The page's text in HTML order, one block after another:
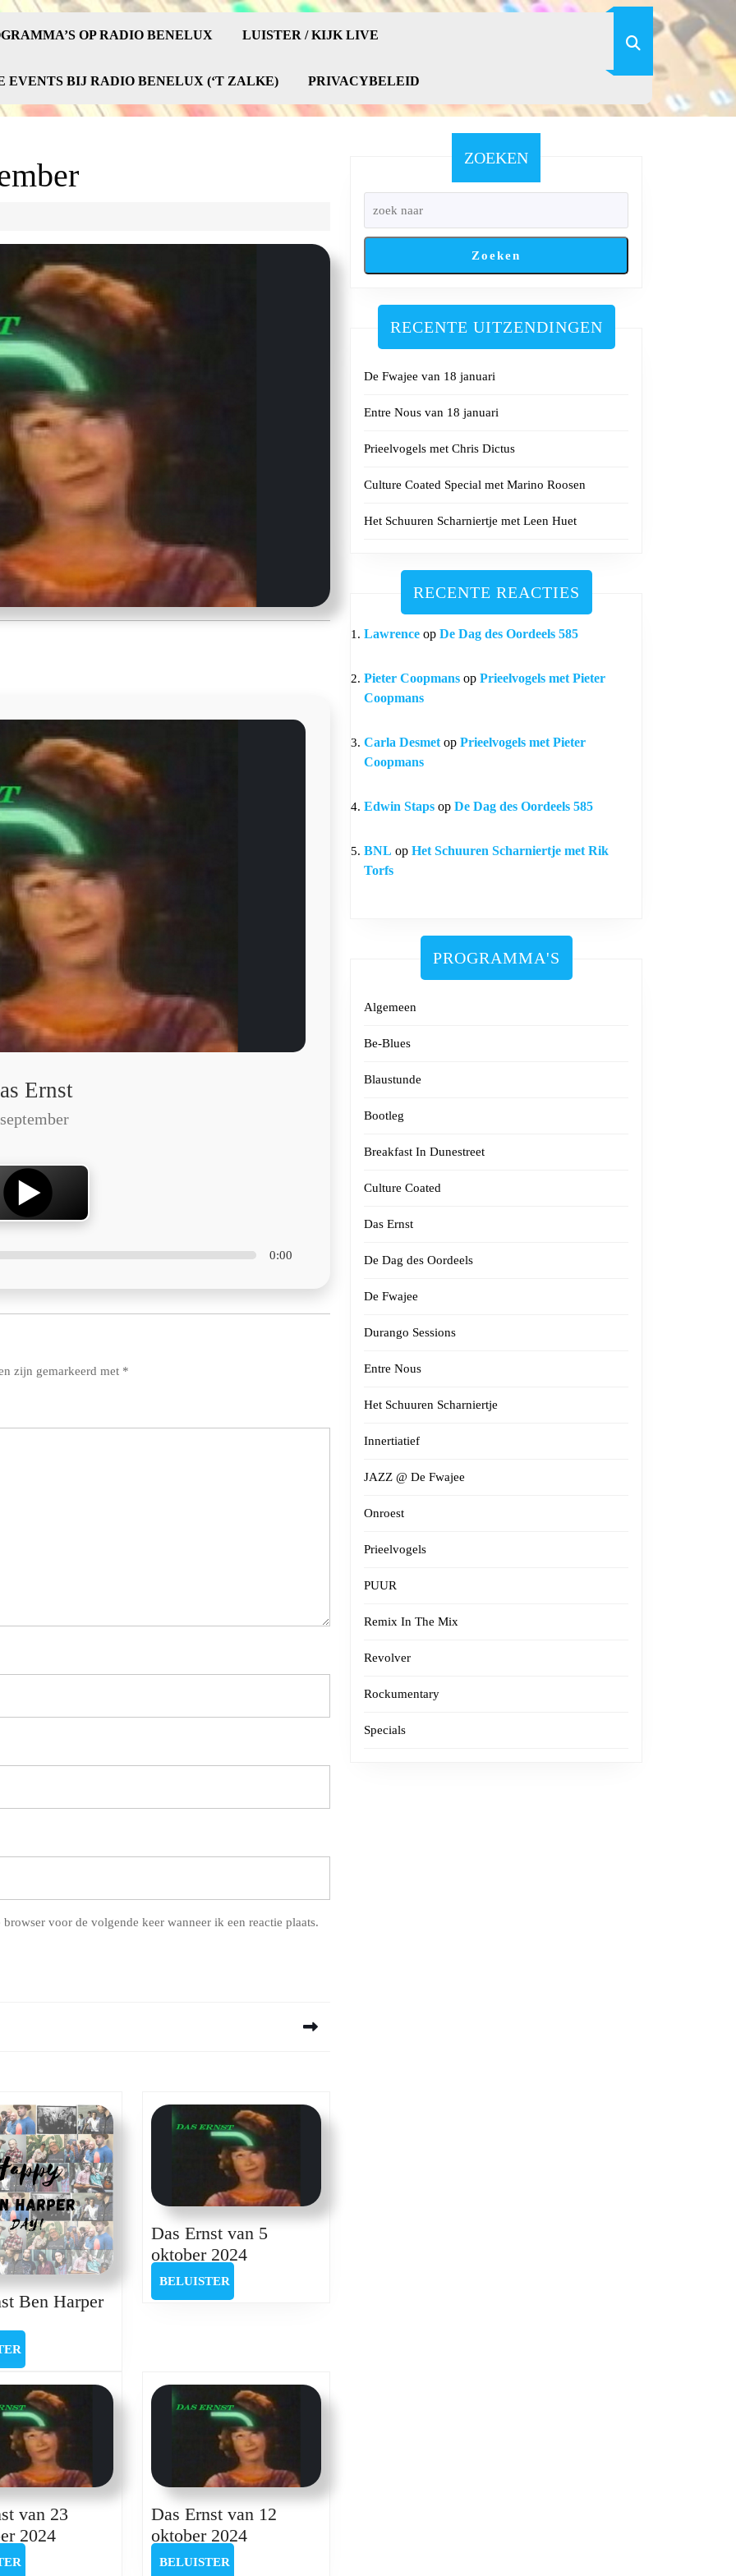
OP RADIO BENELUX LUISTER / KIJK LIVE
EVENTS BIJ RADIO BENELUX (‘T ZALKE) PRIVACYBELEID
Ernst
0:00
zijn gemarkeerd met *
voor de volgende keer wanneer ik een reactie plaats.
Ben Harper
Das Ernst van 5
oktober 2024Das
BELUISTERBELUISTER
van 23
2024Das
Das Ernst van 12
oktober 2024Das
BELUISTERBELUISTER
ZOEKEN
Zoeken
RECENTE UITZENDINGEN
De Fwajee van 18 januari
Entre Nous van 18 januari
Prieelvogels met Chris Dictus
Culture Coated Special met Marino Roosen
Het Schuuren Scharniertje met Leen Huet
RECENTE REACTIES
Lawrence op De Dag des Oordeels 585
Pieter Coopmans op Prieelvogels met Pieter
Coopmans
Carla Desmet op Prieelvogels met Pieter
Coopmans
Edwin Staps op De Dag des Oordeels 585
BNL op Het Schuuren Scharniertje met Rik
Torfs
PROGRAMMA'S
Algemeen
Be-Blues
Blaustunde
Bootleg
Breakfast In Dunestreet
Culture Coated
Das Ernst
De Dag des Oordeels
De Fwajee
Durango Sessions
Entre Nous
Het Schuuren Scharniertje
Innertiatief
JAZZ @ De Fwajee
Onroest
Prieelvogels
PUUR
Remix In The Mix
Revolver
Rockumentary
Specials